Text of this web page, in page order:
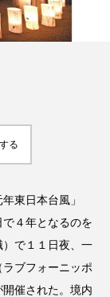
る
東日本台風」
で４年となるのを
で１１日夜、一
ブフォーニッポ
催された。境内